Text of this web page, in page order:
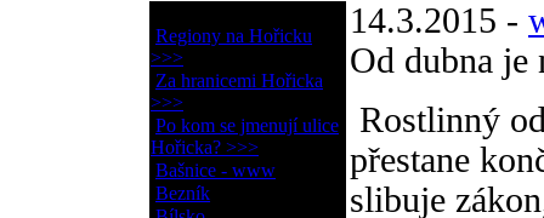
Regiony na Hořicku
>>>
Za hranicemi Hořicka
>>>
Po kom se jmenují ulice
Hořicka? >>>
Bašnice - www
Bezník
14.3.2015 -
Od dubna je
Rostlinný
přestane
slibuje